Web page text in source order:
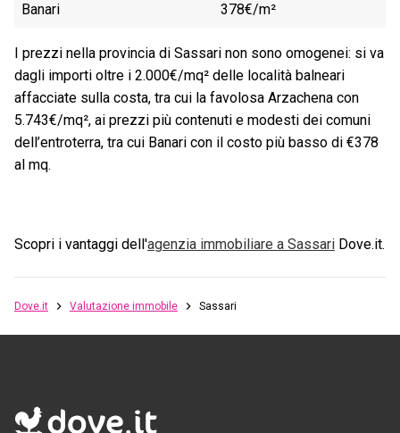
Banari 378€/m²
I prezzi nella provincia di Sassari non sono omogenei: si va
dagli importi oltre i 2.000€/mq² delle località balneari
affacciate sulla costa, tra cui la favolosa Arzachena con
5.743€/mq², ai prezzi più contenuti e modesti dei comuni
dell’entroterra, tra cui Banari con il costo più basso di €378
al mq.
Scopri i vantaggi dell'agenzia immobiliare a Sassari Dove.it.
Dove.it Valutazione immobile Sassari